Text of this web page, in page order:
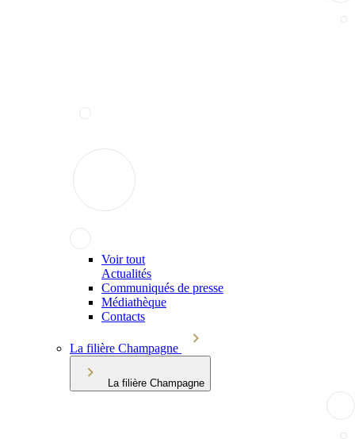
Voir tout
Actualités
Communiqués de presse
Médiathèque
Contacts
La filière Champagne
La filière Champagne